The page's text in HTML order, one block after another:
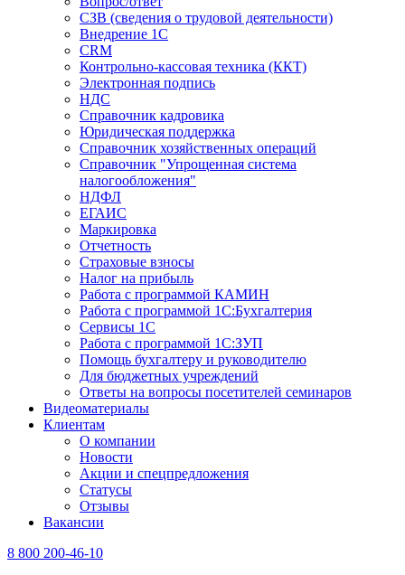
СЗВ (сведения о трудовой деятельности)
Внедрение 1С
CRM
Контрольно-кассовая техника (ККТ)
Электронная подпись
НДС
Справочник кадровика
Юридическая поддержка
Справочник хозяйственных операций
Справочник "Упрощенная система
налогообложения"
НДФЛ
ЕГАИС
Маркировка
Отчетность
Страховые взносы
Налог на прибыль
Работа с программой КАМИН
Работа с программой 1С:Бухгалтерия
Сервисы 1С
Работа с программой 1С:ЗУП
Помощь бухгалтеру и руководителю
Для бюджетных учреждений
Ответы на вопросы посетителей семинаров
Видеоматериалы
Клиентам
О компании
Новости
Акции и спецпредложения
Статусы
Отзывы
Вакансии
8 800 200-46-10